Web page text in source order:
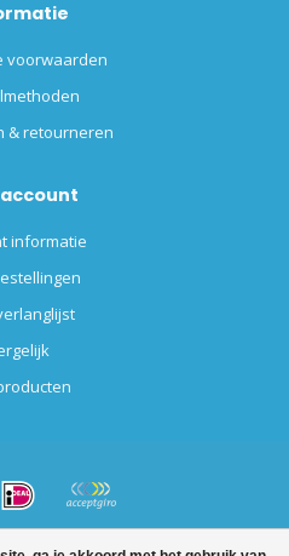
voorwaarden
& retourneren
informatie
byLightspeed-Lightspeed